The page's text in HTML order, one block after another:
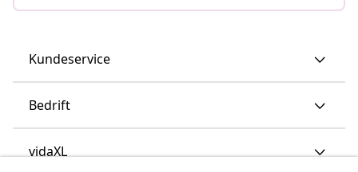
Kundeservice
Bedrift
vidaXL